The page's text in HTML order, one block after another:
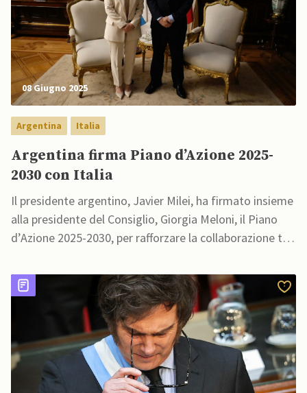
08 Giugno 2025
Argentina Italia
Argentina firma Piano d’Azione 2025-
2030 con Italia
Il presidente argentino, Javier Milei, ha firmato insieme
alla presidente del Consiglio, Giorgia Meloni, il Piano
d’Azione 2025-2030, per rafforzare la collaborazione tra